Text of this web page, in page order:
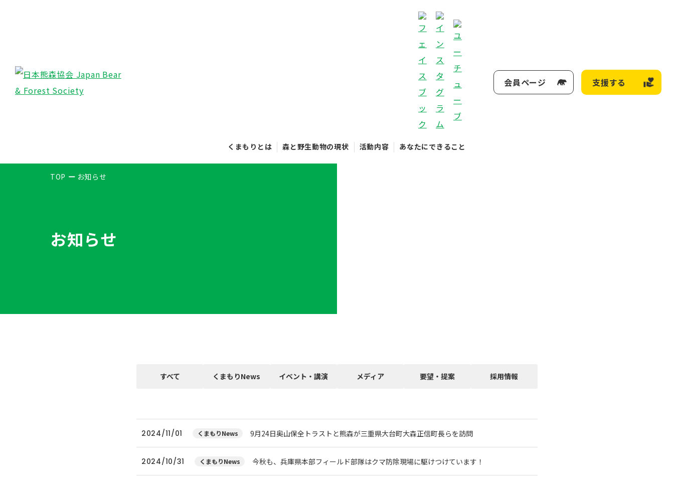
くまもりとは 森と野生動物の現状 活動内容 あなたにできること
会員ページ 支援する
TOP お知らせ
お知らせ
すべて くまもりNews イベント・講演 メディア 要望・提案 採用情報
2024/11/01 くまもりNews 9月24日奥山保全トラストと熊森が三重県大台町大森正信町長らを訪問
2024/10/31 くまもりNews 今秋も、兵庫県本部フィールド部隊はクマ防除現場に駆けつけています！